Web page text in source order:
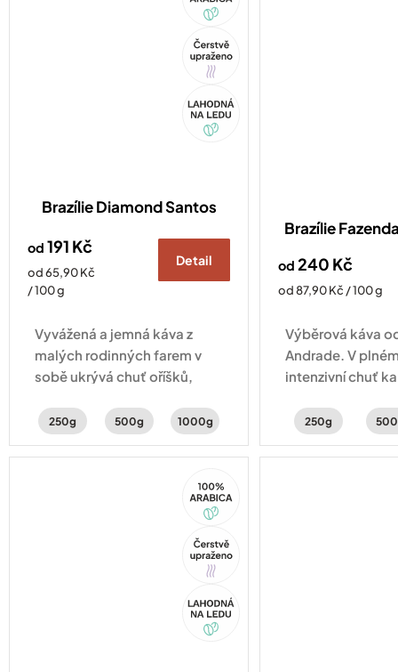
Tip
Brazílie Diamond Santos
od 191 Kč
Měrná
cena:
od 65,90 Kč
/ 100 g
Detail
Vyvážená a jemná káva z
malých rodinných farem v
sobě ukrývá chuť oříšků,
250g 500g 1000g
Brazílie
od 240 Kč
Měrná
od 87,90 Kč / 100 g
Výběrová káva
Andrade. V
intenzivní chuť
250g
Tip
Arabica